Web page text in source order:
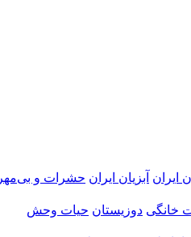
ایران آبزیان ایران حشرات و
خانگی دوزیستان حیات وحش